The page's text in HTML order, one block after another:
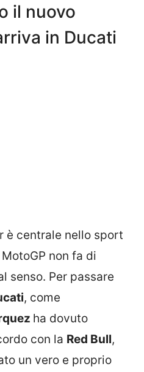
il nuovo
in Ducati
è centrale nello sport
non fa di
senso. Per passare
, come
ha dovuto
con la Red Bull,
un vero e proprio